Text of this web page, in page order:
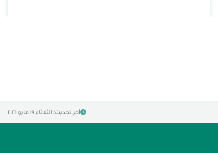
آخر تحديث: الثلاثاء ١٩ مايو ٢٠٢٦